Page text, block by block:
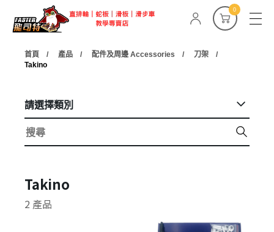
0
首頁 產品 配件及周邊 Accessories
刀架
Takino
請選擇類別
Takino
2 產品